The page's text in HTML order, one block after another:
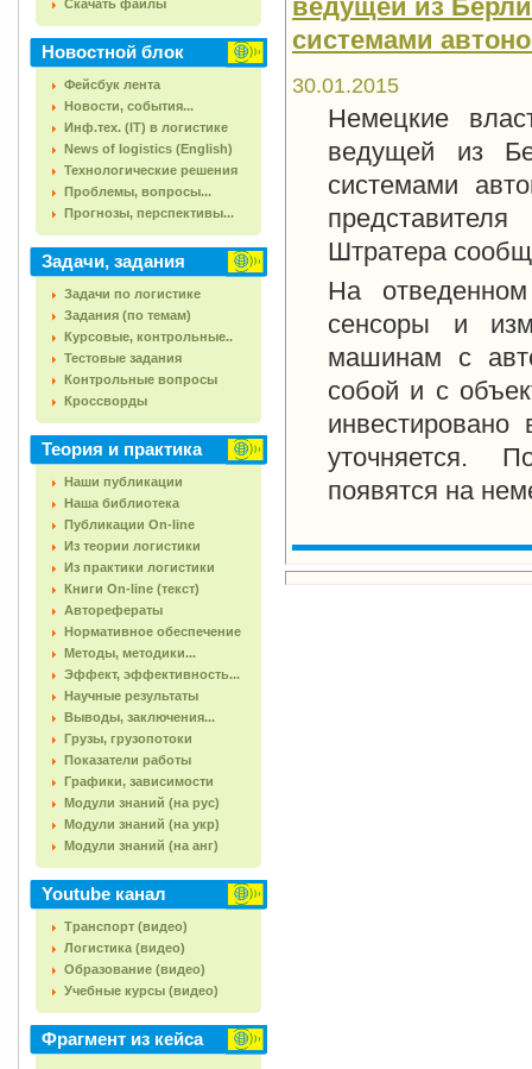
Скачать файлы
Новостной блок
Фейсбук лента
Новости, события...
Инф.тех. (IT) в логистике
News of logistics (English)
Технологические решения
Проблемы, вопросы...
Прогнозы, перспективы...
Задачи, задания
Задачи по логистике
Задания (по темам)
Курсовые, контрольные..
Тестовые задания
Контрольные вопросы
Кроссворды
Теория и практика
Наши публикации
Наша библиотека
Публикации On-line
Из теории логистики
Из практики логистики
Книги On-line (текст)
Авторефераты
Нормативное обеспечение
Методы, методики...
Эффект, эффективность...
Научные результаты
Выводы, заключения...
Грузы, грузопотоки
Показатели работы
Графики, зависимости
Модули знаний (на рус)
Модули знаний (на укр)
Модули знаний (на анг)
Youtube канал
Транспорт (видео)
Логистика (видео)
Образование (видео)
Учебные курсы (видео)
Фрагмент из кейса
ведущей из
системами
30.01.2015
Немецкие
ведущей из
системами
Штратера
На
сенсоры и
машинам с
собой и с
уточняется.
появятся на